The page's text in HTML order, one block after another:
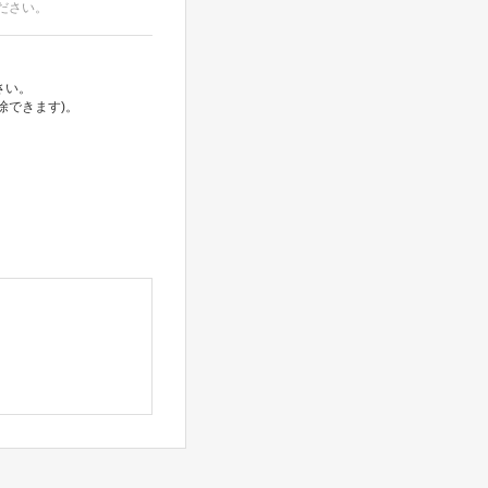
い。
。
きます)。